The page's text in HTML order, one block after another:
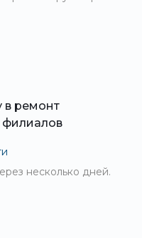
в ремонт
несколько дней.